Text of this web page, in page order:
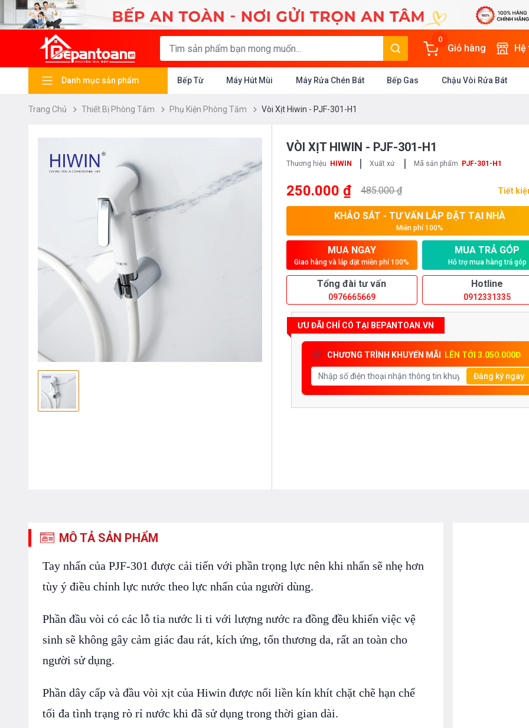
0
Giỏ hàng
Danh mục sản phẩm Bếp Từ Máy Hút Mùi Máy Rửa Chén Bát Bếp Gas Chậu Vòi Rửa Bát
Trang Chủ Thiết Bị Phòng Tắm Phụ Kiện Phòng Tắm Vòi Xịt Hiwin - PJF-301-H1
VÒI XỊT HIWIN - PJF-301-H1
Thương hiệu HIWIN | Xuất xứ | Mã sản phẩm PJF-301-H1
250.000 ₫ 485.000 ₫ Tiết
KHẢO SÁT - TƯ VẤN LẮP ĐẶT TẠI NHÀ
Miễn phí 100%
MUA NGAY
Giao hàng và lắp đặt miễn phí 100%
MUA TRẢ GÓP
Hỗ trợ mua hàng trả góp
Tổng đài tư vấn
0976665669
Hotline
0912331335
ƯU ĐÃI CHỈ CÓ TẠI BEPANTOAN.VN
CHƯƠNG TRÌNH KHUYẾN MÃI LÊN TỚI 3.050.000Đ
Đăng ký ngay
MÔ TẢ SẢN PHẨM
Tay nhấn của PJF-301 được cải tiến với phần trọng lực nên khi nhấn sẽ nhẹ hơn
tùy ý điều chỉnh lực nước theo lực nhấn của người dùng.
Phần đầu vòi có các lỗ tia nước li ti với lượng nước ra đồng đều khiến việc vệ
sinh sẽ không gây cảm giác đau rát, kích ứng, tổn thương da, rất an toàn cho
người sử dụng.
Phần dây cấp và đầu vòi xịt của Hiwin được nối liền kín khít chặt chẽ hạn chế
tối đa tình trạng rò rỉ nước khi đã sử dụng trong thời gian dài.